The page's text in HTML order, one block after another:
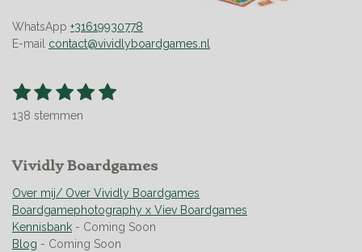
WhatsApp +31619930778
E-mail contact@vividlyboardgames.nl
R
n
g
:
4
.
9
1
s
r
2
s
r
r
e
n
3
s
r
r
e
n
4
s
r
r
e
n
5
r
r
e
n
S
n
138 stemmen
Vividly Boardgames
Over mij/ Over Vividly Boardgames
Boardgamephotography x Viev Boardgames
Kennisbank - Coming Soon
Blog - Coming Soon